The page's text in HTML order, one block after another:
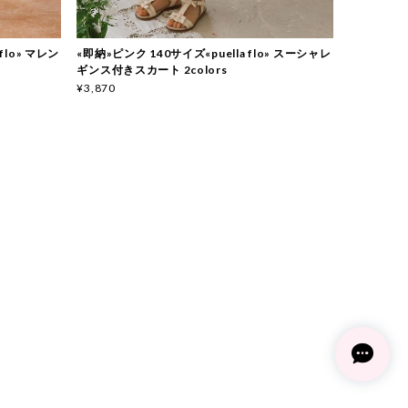
マレン
«即納»ピンク 140サイズ«puella flo» スーシャレ
ギンス付きスカート 2colors
¥3,870